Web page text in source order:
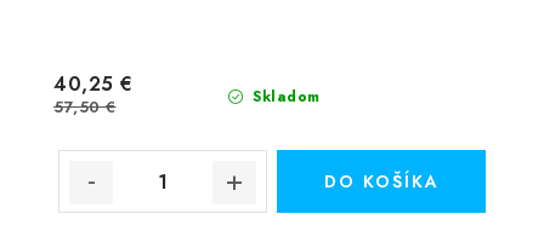
Skladom
40,25 €
57,50 €
DO KOŠÍKA